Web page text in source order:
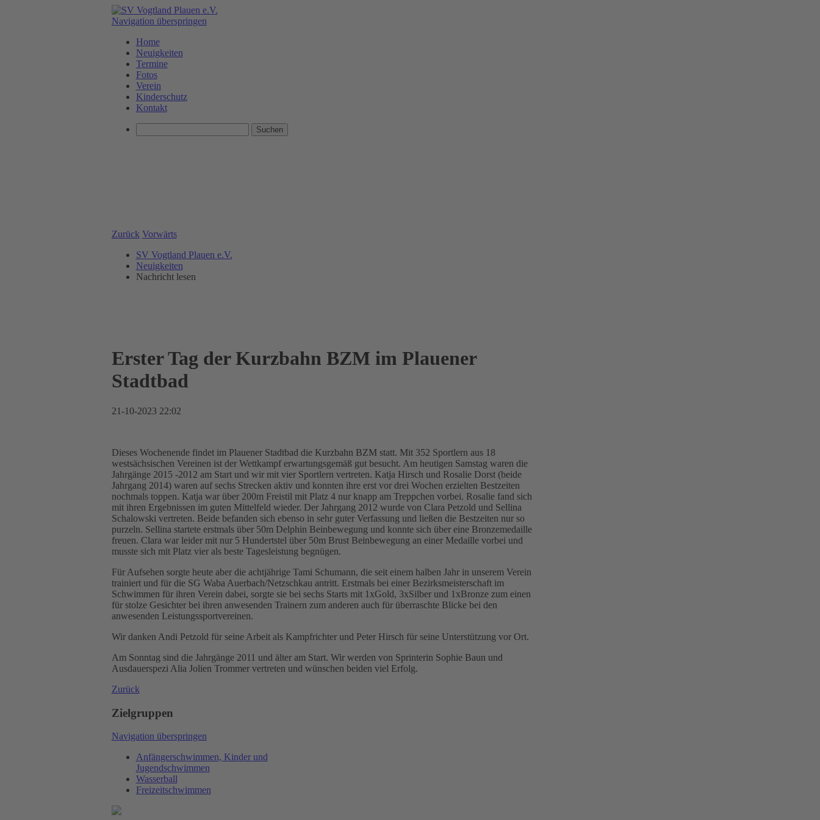
Navigation überspringen
Home
Neuigkeiten
Termine
Fotos
Verein
Kinderschutz
Kontakt
Zurück Vorwärts
SV Vogtland Plauen e.V.
Neuigkeiten
Nachricht lesen
Erster Tag der Kurzbahn BZM im Plauener
Stadtbad
21-10-2023 22:02
Dieses Wochenende findet im Plauener Stadtbad die Kurzbahn BZM statt. Mit 352 Sportlern aus 18
westsächsischen Vereinen ist der Wettkampf erwartungsgemäß gut besucht. Am heutigen Samstag waren die
Jahrgänge 2015 -2012 am Start und wir mit vier Sportlern vertreten. Katja Hirsch und Rosalie Dorst (beide
Jahrgang 2014) waren auf sechs Strecken aktiv und konnten ihre erst vor drei Wochen erzielten Bestzeiten
nochmals toppen. Katja war über 200m Freistil mit Platz 4 nur knapp am Treppchen vorbei. Rosalie fand sich
mit ihren Ergebnissen im guten Mittelfeld wieder. Der Jahrgang 2012 wurde von Clara Petzold und Sellina
Schalowski vertreten. Beide befanden sich ebenso in sehr guter Verfassung und ließen die Bestzeiten nur so
purzeln. Sellina startete erstmals über 50m Delphin Beinbewegung und konnte sich über eine Bronzemedaille
freuen. Clara war leider mit nur 5 Hundertstel über 50m Brust Beinbewegung an einer Medaille vorbei und
musste sich mit Platz vier als beste Tagesleistung begnügen.
Für Aufsehen sorgte heute aber die achtjährige Tami Schumann, die seit einem halben Jahr in unserem Verein
trainiert und für die SG Waba Auerbach/Netzschkau antritt. Erstmals bei einer Bezirksmeisterschaft im
Schwimmen für ihren Verein dabei, sorgte sie bei sechs Starts mit 1xGold, 3xSilber und 1xBronze zum einen
für stolze Gesichter bei ihren anwesenden Trainern zum anderen auch für überraschte Blicke bei den
anwesenden Leistungssportvereinen.
Wir danken Andi Petzold für seine Arbeit als Kampfrichter und Peter Hirsch für seine Unterstützung vor Ort.
Am Sonntag sind die Jahrgänge 2011 und älter am Start. Wir werden von Sprinterin Sophie Baun und
Ausdauerspezi Alia Jolien Trommer vertreten und wünschen beiden viel Erfolg.
Zurück
Zielgruppen
Navigation überspringen
Anfängerschwimmen, Kinder und
Jugendschwimmen
Wasserball
Freizeitschwimmen